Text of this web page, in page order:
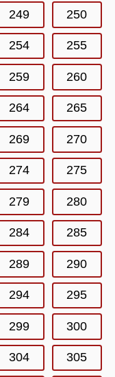
249 250
254 255
259 260
264 265
269 270
274 275
279 280
284 285
289 290
294 295
299 300
304 305